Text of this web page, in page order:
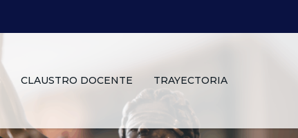
CLAUSTRO DOCENTE TRAYECTORIA